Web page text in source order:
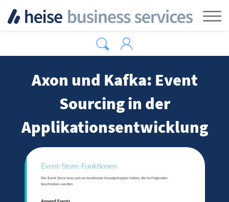
Axon und Kafka: Event
Sourcing in der
Applikationsentwicklung